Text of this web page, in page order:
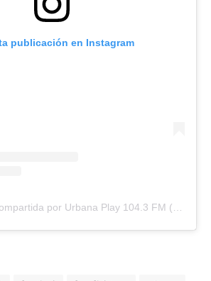
publicación en Instagram